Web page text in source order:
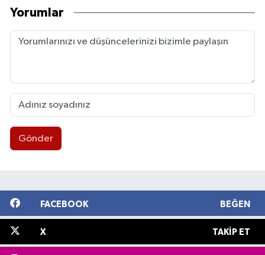
Yorumlar
Gönder
FACEBOOK BEĞEN
X TAKIP ET